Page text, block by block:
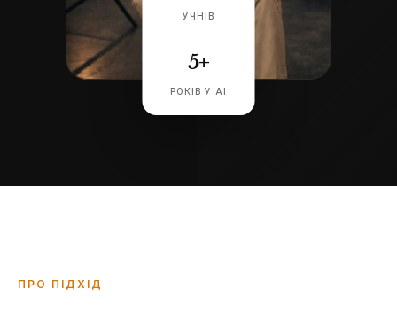
УЧНІВ
5+
РОКІВ У AI
ПРО ПІДХІД